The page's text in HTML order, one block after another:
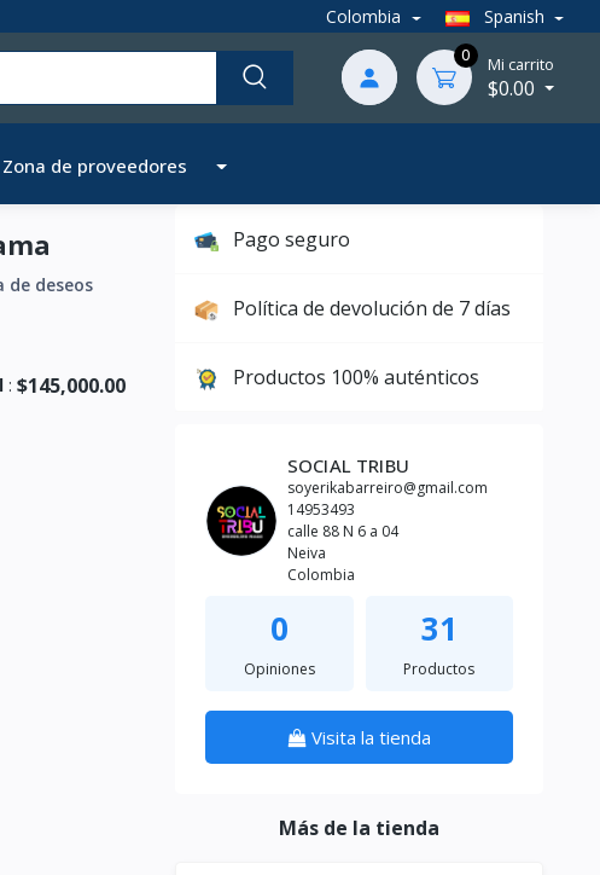
Colombia Spanish
0 Mi carrito
$0.00
Zona de proveedores
de deseos
: $145,000.00
Pago seguro
Política de devolución de 7 días
Productos 100% auténticos
SOCIAL TRIBU
soyerikabarreiro@gmail.com
14953493
calle 88 N 6 a 04
Neiva
Colombia
0
Opiniones
31
Productos
Visita la tienda
Más de la tienda